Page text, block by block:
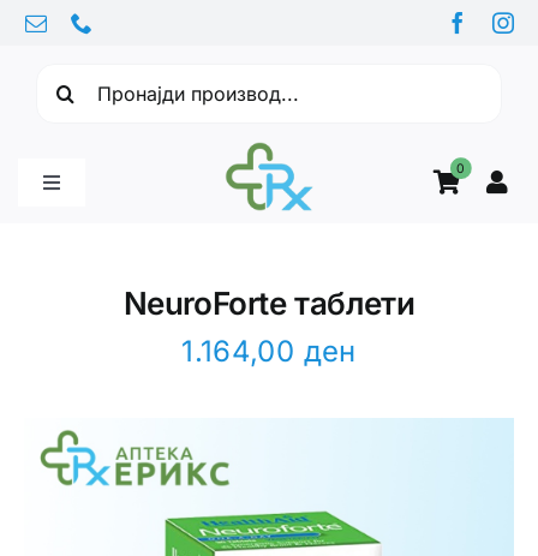
Skip
content
0
Toggle
NeuroForte таблети
1.164,00 ден